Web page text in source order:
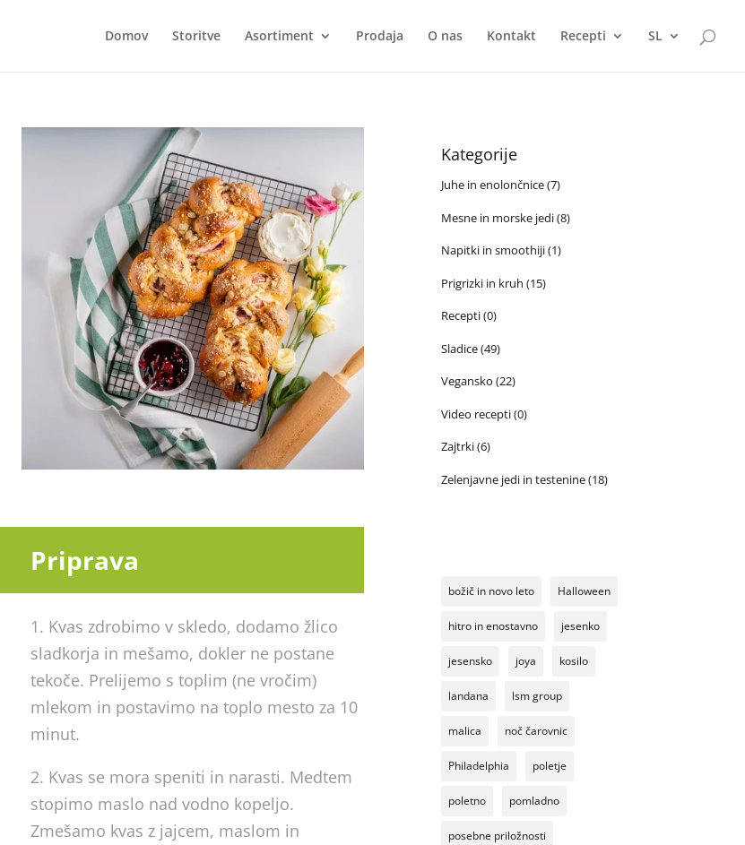
Domov Storitve Asortiment Prodaja O nas Kontakt Recepti SL
Priprava
1. Kvas zdrobimo v skledo, dodamo žlico
sladkorja in mešamo, dokler ne postane
tekoče. Prelijemo s toplim (ne vročim)
mlekom in postavimo na toplo mesto za 10
minut.
2. Kvas se mora speniti in narasti. Medtem
stopimo maslo nad vodno kopeljo.
Zmešamo kvas z jajcem, maslom in
Kategorije
Juhe in enolončnice(7)
Mesne in morske jedi(8)
Napitki in smoothiji(1)
Prigrizki in kruh (15)
Recepti(0)
Sladice(49)
Vegansko (22)
Video recepti(0)
Zajtrki(6)
Zelenjavne jedi in testenine(18)
božič in novo leto Halloween
hitro in enostavno jesenko
jesensko joya kosilo
landana lsm group
malica noč čarovnic
Philadelphia poletje
poletno pomladno
posebne priložnosti